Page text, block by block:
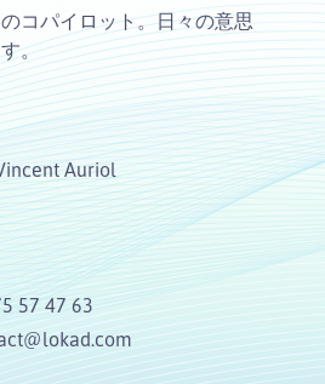
コパイロット。日々の意思
。
Auriol
57 47 63